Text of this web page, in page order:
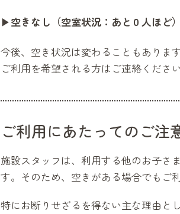
▶空きなし（空室状況：あと０人ほど）
今後、空き状況は変わることもあります
ご利用を希望される方はご連絡ください
ご利用にあたってのご注
施設スタッフは、利用する他のお子さ
す。そのため、空きがある場合でもご
特にお断りせざるを得ない主な理由と